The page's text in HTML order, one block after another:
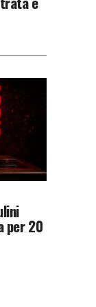
per 20